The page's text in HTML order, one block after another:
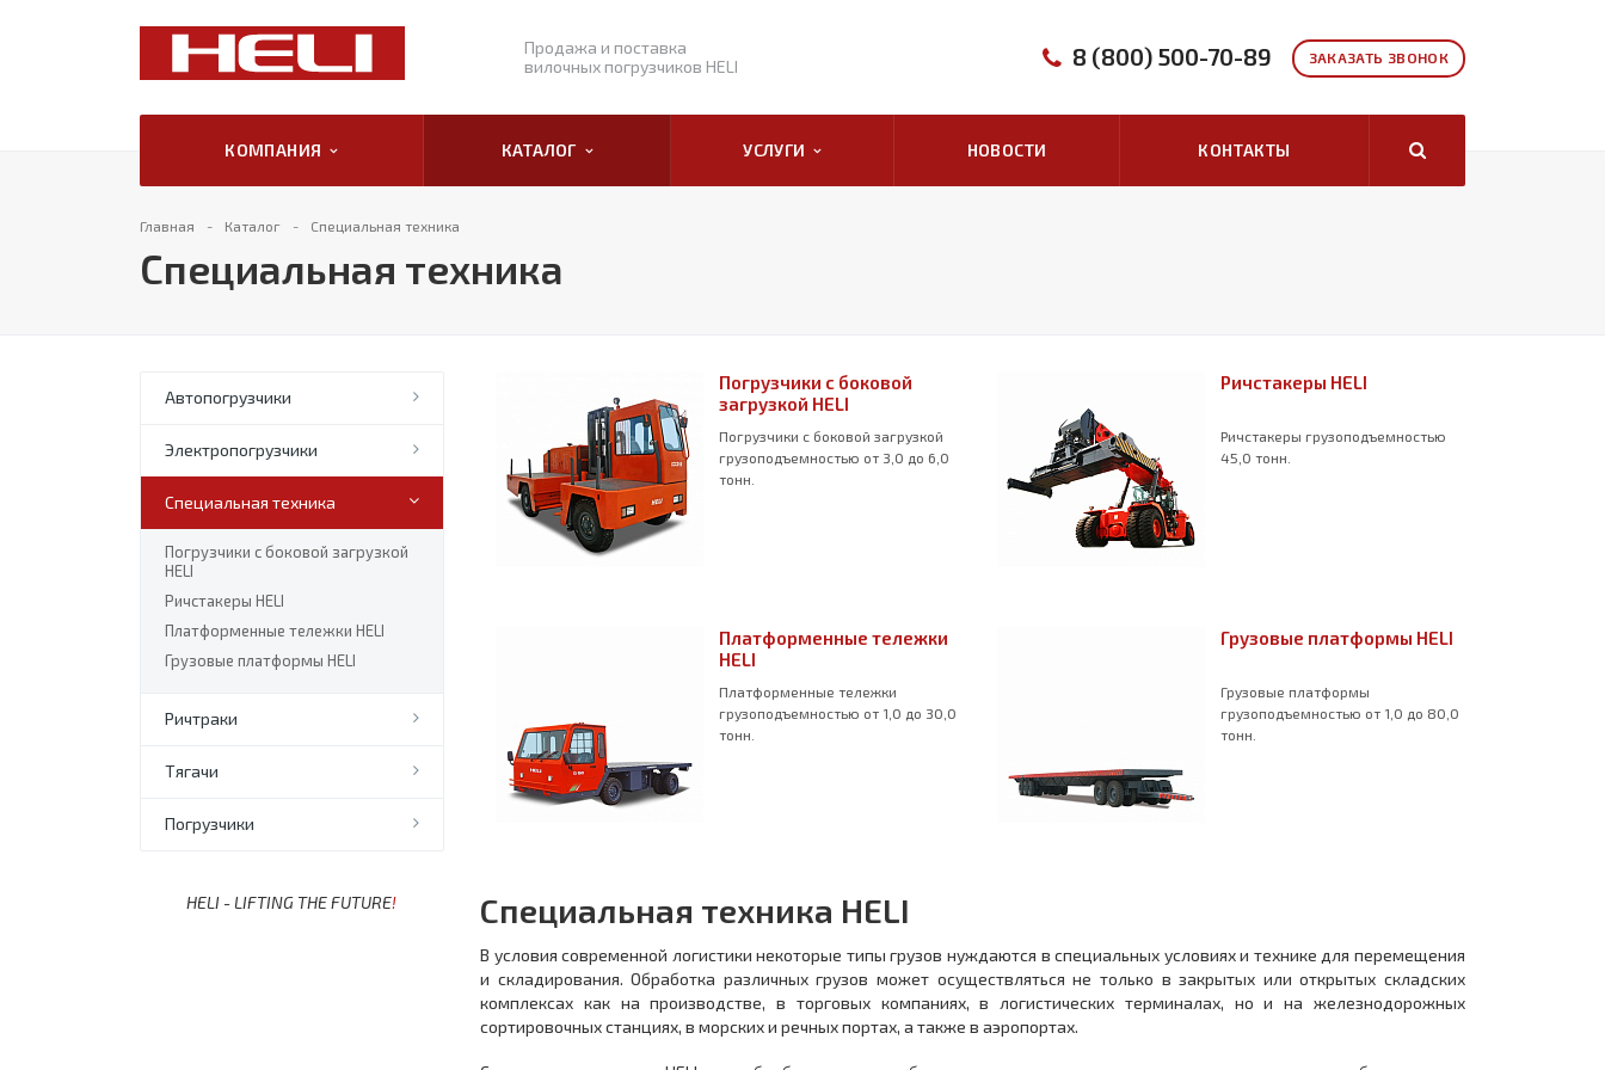
Продажа и поставка
вилочных погрузчиков HELI
ЗАКАЗАТЬ ЗВОНОК
8 (800) 500-70-89
КОМПАНИЯ КАТАЛОГ УСЛУГИ НОВОСТИ КОНТАКТЫ
Главная Каталог Специальная техника
Специальная техника
Автопогрузчики
Электропогрузчики
Специальная техника
Погрузчики с боковой загрузкой
HELI
Ричстакеры HELI
Платформенные тележки HELI
Грузовые платформы HELI
Ричтраки
Тягачи
Погрузчики
HELI - LIFTING THE FUTURE!
Погрузчики с боковой
загрузкой HELI
Погрузчики с боковой загрузкой
грузоподъемностью от 3,0 до 6,0
тонн.
Ричстакеры HELI
Ричстакеры грузоподъемностью
45,0 тонн.
Платформенные тележки
HELI
Платформенные тележки
грузоподъемностью от 1,0 до 30,0
тонн.
Грузовые платформы HELI
Грузовые платформы
грузоподъемностью от 1,0 до 80,0
тонн.
Специальная техника HELI
В условия современной логистики некоторые типы грузов нуждаются в специальных условиях и технике для перемещения
и складирования. Обработка различных грузов может осуществляться не только в закрытых или открытых складских
комплексах как на производстве, в торговых компаниях, в логистических терминалах, но и на железнодорожных
сортировочных станциях, в морских и речных портах, а также в аэропортах.